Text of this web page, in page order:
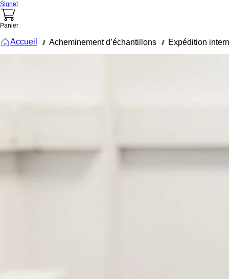
Signet
Panier
Accueil /// Acheminement d’échantillons /// Expédition